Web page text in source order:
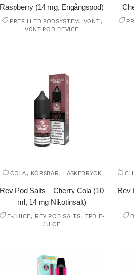
Raspberry (14 mg, Engångspod)
PREFILLED PODSYSTEM, VONT,
VONT POD DEVICE
COLA, KÖRSBÄR, LÄSKEDRYCK
Rev Pod Salts – Cherry Cola (10
ml, 14 mg Nikotinsalt)
E-JUICE, REV POD SALTS, TPD E-
JUICE
Rev